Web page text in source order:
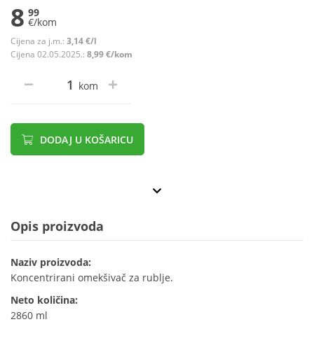
8 99
€/kom
Cijena za j.m.: 3,14 €/l
Cijena 02.05.2025.: 8,99 €/kom
kom
DODAJ U KOŠARICU
Opis proizvoda
Naziv proizvoda:
Koncentrirani omekšivač za rublje.
Neto količina:
2860 ml